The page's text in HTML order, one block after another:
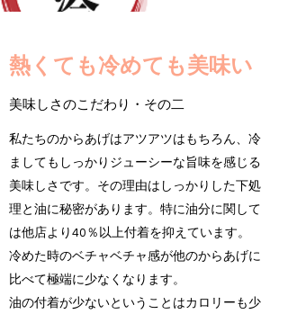
​熱くても冷めても美味い
美味しさのこだわり・その二
私たちのからあげはアツアツはもちろん、冷
ましてもしっかりジューシーな旨味を感じる
美味しさです。その理由はしっかりした下処
理と油に秘密があります。特に油分に関して
は他店より40％以上付着を抑えています。
冷めた時のベチャベチャ感が他のからあげに
比べて極端に少なくなります。
油の付着が少ないということはカロリーも少